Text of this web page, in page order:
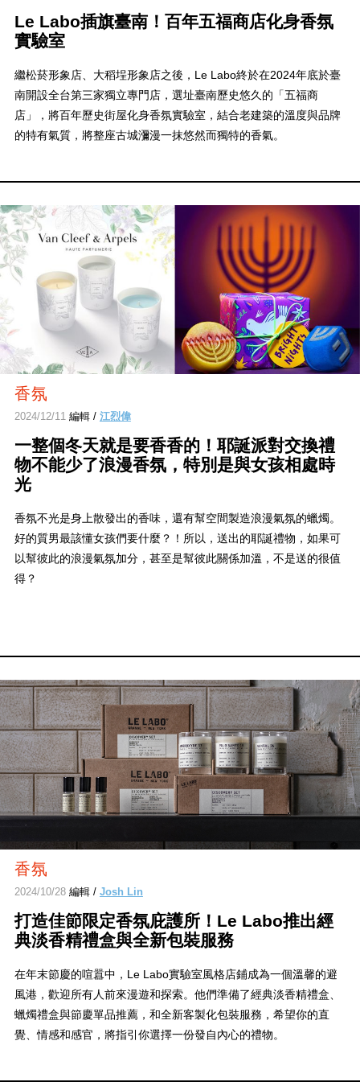
Le Labo插旗臺南！百年五福商店化身香氛
實驗室
繼松菸形象店、大稻埕形象店之後，Le Labo終於在2024年底於臺
南開設全台第三家獨立專門店，選址臺南歷史悠久的「五福商
店」，將百年歷史街屋化身香氛實驗室，結合老建築的溫度與品牌
的特有氣質，將整座古城瀰漫一抹悠然而獨特的香氣。
香氛
2024/12/11編輯 / 江烈偉
一整個冬天就是要香香的！耶誕派對交換禮
物不能少了浪漫香氛，特別是與女孩相處時
光
香氛不光是身上散發出的香味，還有幫空間製造浪漫氣氛的蠟燭。
好的質男最該懂女孩們要什麼？！所以，送出的耶誕禮物，如果可
以幫彼此的浪漫氣氛加分，甚至是幫彼此關係加溫，不是送的很值
得？
香氛
2024/10/28編輯 / Josh Lin
打造佳節限定香氛庇護所！Le Labo推出經
典淡香精禮盒與全新包裝服務
在年末節慶的喧囂中，Le Labo實驗室風格店鋪成為一個溫馨的避
風港，歡迎所有人前來漫遊和探索。他們準備了經典淡香精禮盒、
蠟燭禮盒與節慶單品推薦，和全新客製化包裝服務，希望你的直
覺、情感和感官，將指引你選擇一份發自內心的禮物。